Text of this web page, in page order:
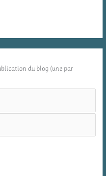
du blog (une par